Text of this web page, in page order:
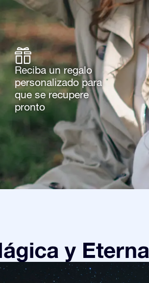
Reciba un regalo
personalizado para
que se recupere
pronto
y Eterna